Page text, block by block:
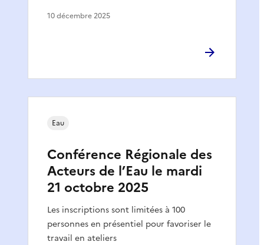
10 décembre 2025
Conférence Régionale des
Acteurs de l’Eau le mardi
21 octobre 2025
Les inscriptions sont limitées à 100
personnes en présentiel pour favoriser le
travail en ateliers
Eau